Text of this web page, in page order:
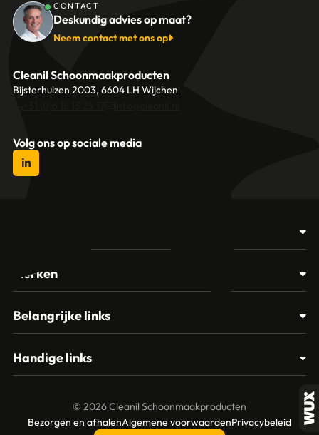
CONTACT
Deskundig advies op maat?
Neem contact met ons op
Cleanil Schoonmaakproducten
Bijsterhuizen 2003, 6604 LH Wijchen
Volg ons op sociale media
Glasbewassing
Materialen
Papier – Dispensers - Toiletinrichting
Merken
Spectro
Vikan
Vileda
Belangrijke links
Contact
Mijn account
Handige links
Over ons
© 2026 Cleanil Schoonmaakproducten
Bezorgen en afhalenAlgemene voorwaardenPrivacybeleid